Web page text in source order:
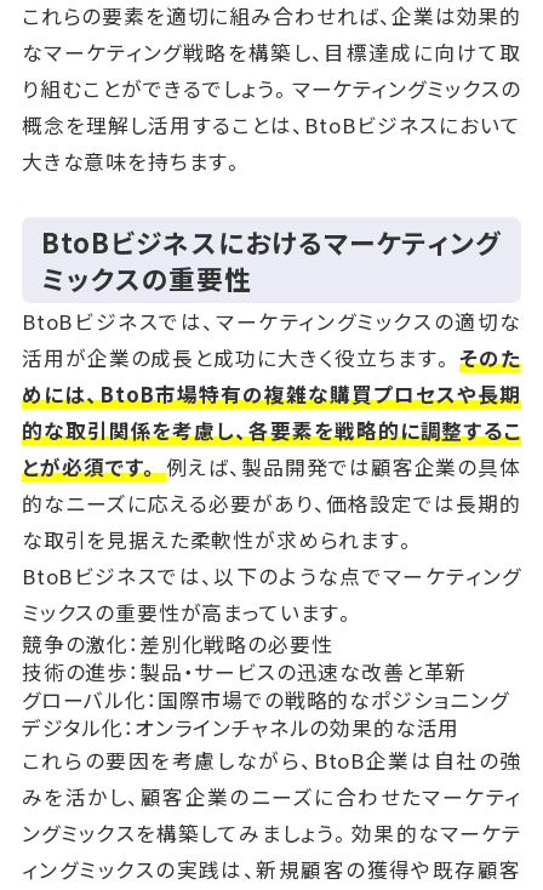
これらの要素を適切に組み合わせれば、企業は効果的
なマーケティング戦略を構築し、目標達成に向けて取
り組むことができるでしょう。マーケティングミックスの
概念を理解し活用することは、BtoBビジネスにおいて
大きな意味を持ちます。
BtoBビジネスにおけるマーケティング
ミックスの重要性
BtoBビジネスでは、マーケティングミックスの適切な
活用が企業の成長と成功に大きく役立ちます。そのた
めには、BtoB市場特有の複雑な購買プロセスや長期
的な取引関係を考慮し、各要素を戦略的に調整するこ
とが必須です。例えば、製品開発では顧客企業の具体
的なニーズに応える必要があり、価格設定では長期的
な取引を見据えた柔軟性が求められます。
BtoBビジネスでは、以下のような点でマーケティング
ミックスの重要性が高まっています。
競争の激化：差別化戦略の必要性
技術の進歩：製品・サービスの迅速な改善と革新
グローバル化：国際市場での戦略的なポジショニング
デジタル化：オンラインチャネルの効果的な活用
これらの要因を考慮しながら、BtoB企業は自社の強
みを活かし、顧客企業のニーズに合わせたマーケティ
ングミックスを構築してみましょう。効果的なマーケテ
ィングミックスの実践は、新規顧客の獲得や既存顧客